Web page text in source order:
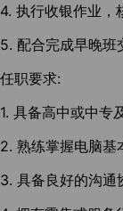
4. 执行收银作业，
5. 配合完成早晚班
任职要求:
1. 具备高中或中专
2. 熟练掌握电脑基
3. 具备良好的沟通